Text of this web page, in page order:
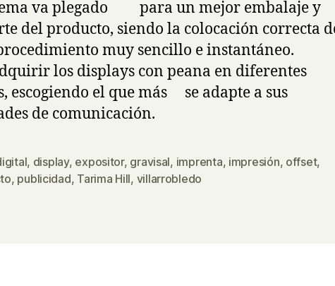
va plegado para un mejor embalaje y
del producto, siendo la colocación correcta
muy sencillo e instantáneo.
los displays con peana en diferentes
escogiendo el que más se adapte a sus
de comunicación.
, display, expositor, gravisal, imprenta, impresión, offset,
, publicidad, Tarima Hill, villarrobledo